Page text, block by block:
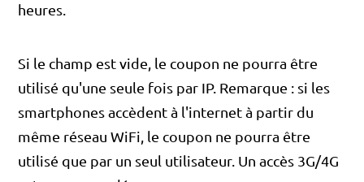
heures.
Si le champ est vide, le coupon ne pourra être
utilisé qu'une seule fois par IP. Remarque : si les
smartphones accèdent à l'internet à partir du
même réseau WiFi, le coupon ne pourra être
utilisé que par un seul utilisateur. Un accès 3G/4G